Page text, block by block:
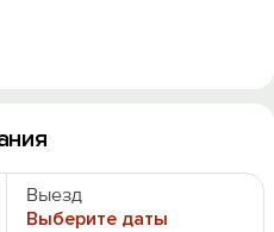
Выезд
Выберите даты